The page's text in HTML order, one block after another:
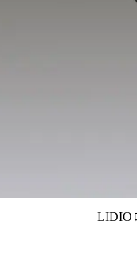
LIDIO